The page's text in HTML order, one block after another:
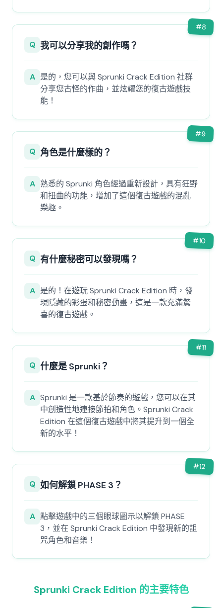
#8
Q 我可以分享我的創作嗎？
A 是的，您可以與 Sprunki Crack Edition 社群
分享您古怪的作曲，並炫耀您的復古遊戲技
能！
#9
Q 角色是什麼樣的？
A 熟悉的 Sprunki 角色經過重新設計，具有狂野
和扭曲的功能，增加了這個復古遊戲的混亂
樂趣。
#10
Q 有什麼秘密可以發現嗎？
A 是的！在遊玩 Sprunki Crack Edition 時，發
現隱藏的彩蛋和秘密動畫，這是一款充滿驚
喜的復古遊戲。
#11
Q 什麼是 Sprunki？
A Sprunki 是一款基於節奏的遊戲，您可以在其
中創造性地連接節拍和角色。Sprunki Crack
Edition 在這個復古遊戲中將其提升到一個全
新的水平！
#12
Q 如何解鎖 PHASE 3？
A 點擊遊戲中的三個眼球圖示以解鎖 PHASE
3，並在 Sprunki Crack Edition 中發現新的詛
咒角色和音樂！
Sprunki Crack Edition 的主要特色